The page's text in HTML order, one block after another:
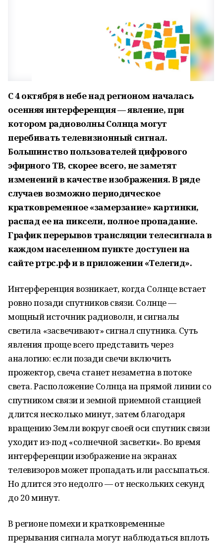
С 4 октября в небе над регионом началась
осенняя интерференция — явление, при
котором радиоволны Солнца могут
перебивать телевизионный сигнал.
Большинство пользователей цифрового
эфирного ТВ, скорее всего, не заметят
изменений в качестве изображения. В ряде
случаев возможно периодическое
кратковременное «замерзание» картинки,
распад ее на пиксели, полное пропадание.
График перерывов трансляции телесигнала в
каждом населенном пункте доступен на
сайте ртрс.рф и в приложении «Телегид».
Интерференция возникает, когда Солнце встает
ровно позади спутников связи. Солнце —
мощный источник радиоволн, и сигналы
светила «засвечивают» сигнал спутника. Суть
явления проще всего представить через
аналогию: если позади свечи включить
прожектор, свеча станет незаметна в потоке
света. Расположение Солнца на прямой линии со
спутником связи и земной приемной станцией
длится несколько минут, затем благодаря
вращению Земли вокруг своей оси спутник связи
уходит из-под «солнечной засветки». Во время
интерференции изображение на экранах
телевизоров может пропадать или рассыпаться.
Но длится это недолго — от нескольких секунд
до 20 минут.
В регионе помехи и кратковременные
прерывания сигнала могут наблюдаться вплоть